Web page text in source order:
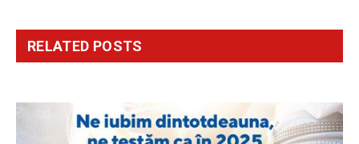
RELATED POSTS